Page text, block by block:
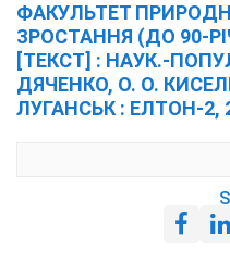
ФАКУЛЬТЕТ
ЗРОСТАННЯ (ДО 90-
[ТЕКСТ] : НАУК.-
ДЯЧЕНКО, О. О.
ЛУГАНСЬК : ЕЛТОН-2,